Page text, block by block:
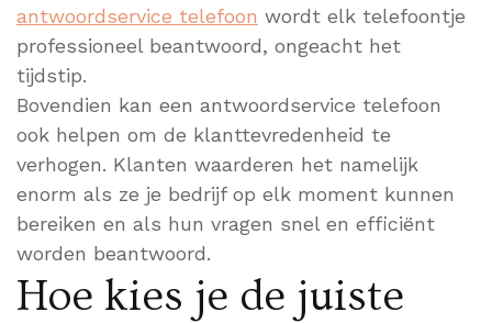
antwoordservice telefoon wordt elk telefoontje
professioneel beantwoord, ongeacht het
tijdstip.
Bovendien kan een antwoordservice telefoon
ook helpen om de klanttevredenheid te
verhogen. Klanten waarderen het namelijk
enorm als ze je bedrijf op elk moment kunnen
bereiken en als hun vragen snel en efficiënt
worden beantwoord.
Hoe kies je de juiste